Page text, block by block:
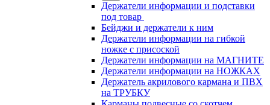
Держатели информации и подставки
под товар
Бейджи и держатели к ним
Держатели информации на гибкой
ножке с присоской
Держатели информации на МАГНИТЕ
Держатели информации на НОЖКАХ
Держатель акрилового кармана и ПВХ
на ТРУБКУ